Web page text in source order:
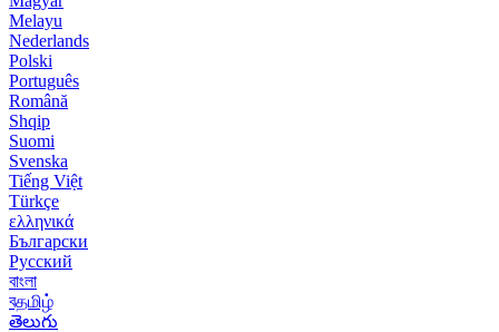
Melayu
Nederlands
Polski
Português
Română
Shqip
Suomi
Svenska
Tiếng Việt
Türkçe
ελληνικά
Български
Русский
বাংলা
বதமிழ்
తెలుగు